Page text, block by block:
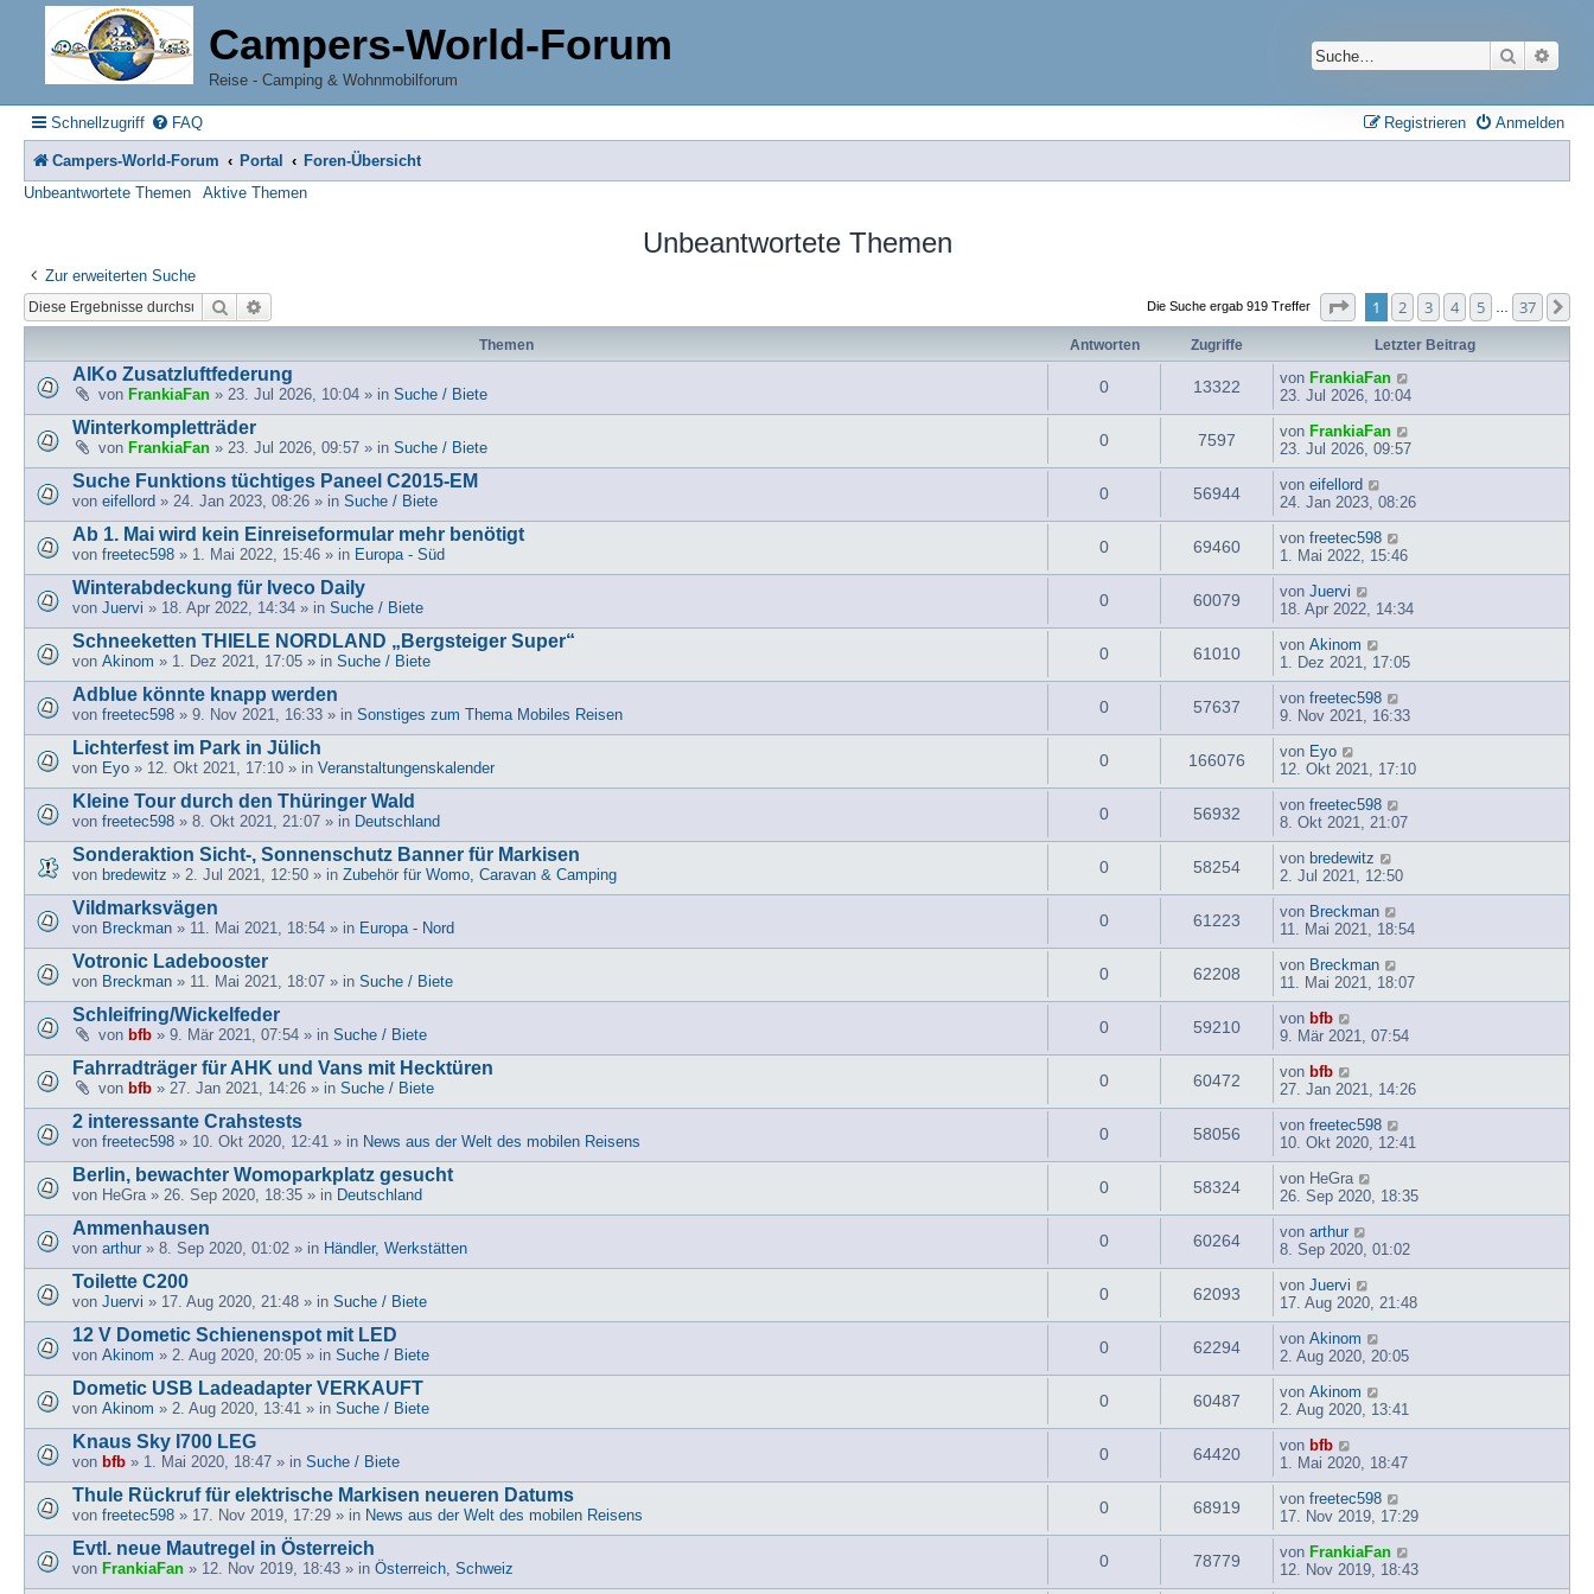
Campers-World-Forum
Reise - Camping & Wohnmobilforum
Suche
Schnellzugriff FAQ Anmelden
Registrieren
Campers-World-Forum Portal
Foren-Übersicht
Unbeantwortete Themen
Aktive Themen
Unbeantwortete Themen
Zur erweiterten Suche
Suche Die Suche ergab 919 Treffer Seite von37
1 2 3 4 5 37
Themen Antworten Zugriffe Letzter Beitrag
AlKo Zusatzluftfederung
von FrankiaFan » 23. Jul 2026, 10:04 » in Suche / Biete 0 13322 von FrankiaFan
23. Jul 2026, 10:04
Winterkompletträder
von FrankiaFan » 23. Jul 2026, 09:57 » in Suche / Biete 0 7597 von FrankiaFan
23. Jul 2026, 09:57
Suche Funktions tüchtiges Paneel C2015-EM
von eifellord » 24. Jan 2023, 08:26 » in Suche / Biete 0 56944 von eifellord
24. Jan 2023, 08:26
Ab 1. Mai wird kein Einreiseformular mehr benötigt
von freetec598 » 1. Mai 2022, 15:46 » in Europa - Süd 0 69460 von freetec598
1. Mai 2022, 15:46
Winterabdeckung für Iveco Daily
von Juervi » 18. Apr 2022, 14:34 » in Suche / Biete 0 60079 von Juervi
18. Apr 2022, 14:34
Schneeketten THIELE NORDLAND „Bergsteiger Super“
von Akinom » 1. Dez 2021, 17:05 » in Suche / Biete 0 61010 von Akinom
1. Dez 2021, 17:05
Adblue könnte knapp werden
von freetec598 » 9. Nov 2021, 16:33 » in Sonstiges zum Thema Mobiles Reisen 0 57637 von freetec598
9. Nov 2021, 16:33
Lichterfest im Park in Jülich
von Eyo » 12. Okt 2021, 17:10 » in Veranstaltungenskalender 0 166076 von Eyo
12. Okt 2021, 17:10
Kleine Tour durch den Thüringer Wald
von freetec598 » 8. Okt 2021, 21:07 » in Deutschland 0 56932 von freetec598
8. Okt 2021, 21:07
Sonderaktion Sicht-, Sonnenschutz Banner für Markisen
von bredewitz » 2. Jul 2021, 12:50 » in Zubehör für Womo, Caravan & Camping 0 58254 von bredewitz
2. Jul 2021, 12:50
Vildmarksvägen
von Breckman » 11. Mai 2021, 18:54 » in Europa - Nord 0 61223 von Breckman
11. Mai 2021, 18:54
Votronic Ladebooster
von Breckman » 11. Mai 2021, 18:07 » in Suche / Biete 0 62208 von Breckman
11. Mai 2021, 18:07
Schleifring/Wickelfeder
von bfb » 9. Mär 2021, 07:54 » in Suche / Biete 0 59210 von bfb
9. Mär 2021, 07:54
Fahrradträger für AHK und Vans mit Hecktüren
von bfb » 27. Jan 2021, 14:26 » in Suche / Biete 0 60472 von bfb
27. Jan 2021, 14:26
2 interessante Crahstests
von freetec598 » 10. Okt 2020, 12:41 » in News aus der Welt des mobilen Reisens 0 58056 von freetec598
10. Okt 2020, 12:41
Berlin, bewachter Womoparkplatz gesucht
von HeGra» 26. Sep 2020, 18:35 » in Deutschland 0 58324 von HeGra
26. Sep 2020, 18:35
Ammenhausen
von arthur » 8. Sep 2020, 01:02 » in Händler, Werkstätten 0 60264 von arthur
8. Sep 2020, 01:02
Toilette C200
von Juervi » 17. Aug 2020, 21:48 » in Suche / Biete 0 62093 von Juervi
17. Aug 2020, 21:48
12 V Dometic Schienenspot mit LED
von Akinom » 2. Aug 2020, 20:05 » in Suche / Biete 0 62294 von Akinom
2. Aug 2020, 20:05
Dometic USB Ladeadapter VERKAUFT
von Akinom » 2. Aug 2020, 13:41 » in Suche / Biete 0 60487 von Akinom
2. Aug 2020, 13:41
Knaus Sky I700 LEG
von bfb » 1. Mai 2020, 18:47 » in Suche / Biete 0 64420 von bfb
1. Mai 2020, 18:47
Thule Rückruf für elektrische Markisen neueren Datums
von freetec598 » 17. Nov 2019, 17:29 » in News aus der Welt des mobilen Reisens 0 68919 von freetec598
17. Nov 2019, 17:29
Evtl. neue Mautregel in Österreich
von FrankiaFan » 12. Nov 2019, 18:43 » in Österreich, Schweiz 0 78779 von FrankiaFan
12. Nov 2019, 18:43